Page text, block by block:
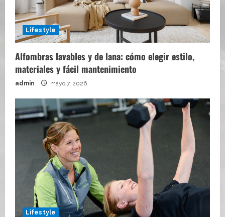
Lifestyle
Alfombras lavables y de lana: cómo elegir estilo,
materiales y fácil mantenimiento
admin mayo 7, 2026
Lifestyle